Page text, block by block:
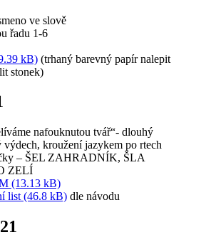
ve slově
řadu 1-6
kB) (trhaný barevný papír nalepit
stonek)
nafouknutou tvář“- dlouhý
výdech, kroužení jazykem po rtech
– ŠEL ZAHRADNÍK, ŠLA
ZELÍ
(13.13 kB)
list (46.8 kB) dle návodu